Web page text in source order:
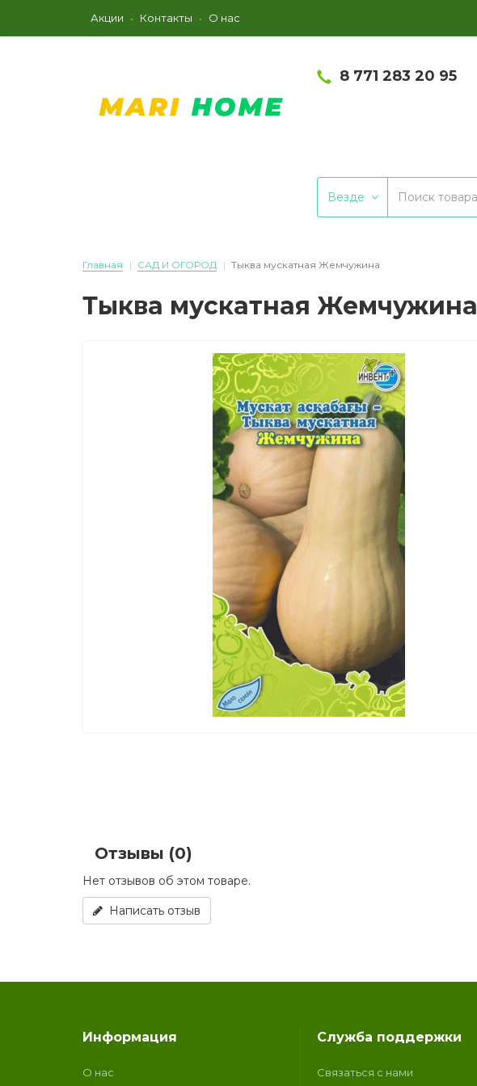
Акции Контакты О нас
8 771 283 20 95
Везде
Главная САД И ОГОРОД Тыква мускатная Жемчужина
Тыква мускатная Жемчужина
Отзывы (0)
Нет отзывов об этом товаре.
Написать отзыв
Информация
О нас
Служба поддержки
Связаться с нами